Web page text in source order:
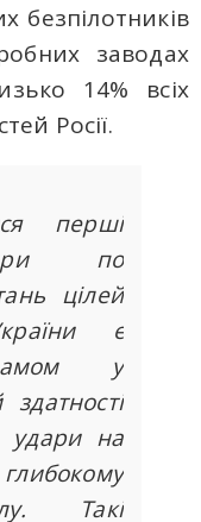
безпілотників
заводах
14% всіх
Росії.
перші
по
цілей
є
у
удари на
Такі